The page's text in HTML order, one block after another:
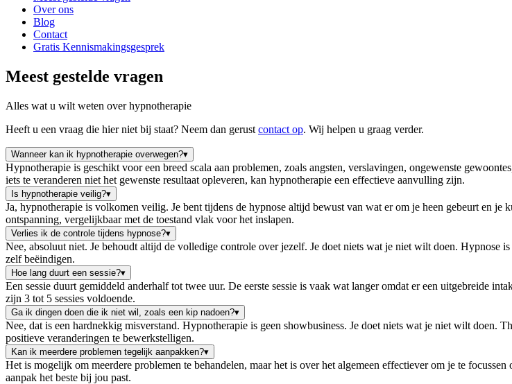
Over ons
Blog
Contact
Gratis Kennismakingsgesprek
Meest gestelde vragen
Alles wat u wilt weten over hypnotherapie
Heeft u een vraag die hier niet bij staat? Neem dan gerust contact op. Wij helpen u graag verder.
Wanneer kan ik hypnotherapie overwegen?▾
Hypnotherapie is geschikt voor een breed scala aan problemen, zoals angsten, verslavingen, ongewenste
iets te veranderen niet het gewenste resultaat opleveren, kan hypnotherapie een effectieve aanvulling zijn.
Is hypnotherapie veilig?▾
Ja, hypnotherapie is volkomen veilig. Je bent tijdens de hypnose altijd bewust van wat er om je heen gebeurt en
ontspanning, vergelijkbaar met de toestand vlak voor het inslapen.
Verlies ik de controle tijdens hypnose?▾
Nee, absoluut niet. Je behoudt altijd de volledige controle over jezelf. Je doet niets wat je niet wilt doen. Hypnose
zelf beëindigen.
Hoe lang duurt een sessie?▾
Een sessie duurt gemiddeld anderhalf tot twee uur. De eerste sessie is vaak wat langer omdat er een uitgebreide
zijn 3 tot 5 sessies voldoende.
Ga ik dingen doen die ik niet wil, zoals een kip nadoen?▾
Nee, dat is een hardnekkig misverstand. Hypnotherapie is geen showbusiness. Je doet niets wat je niet wilt doen.
positieve veranderingen te bewerkstelligen.
Kan ik meerdere problemen tegelijk aanpakken?▾
Het is mogelijk om meerdere problemen te behandelen, maar het is over het algemeen effectiever om je te
aanpak het beste bij jou past.